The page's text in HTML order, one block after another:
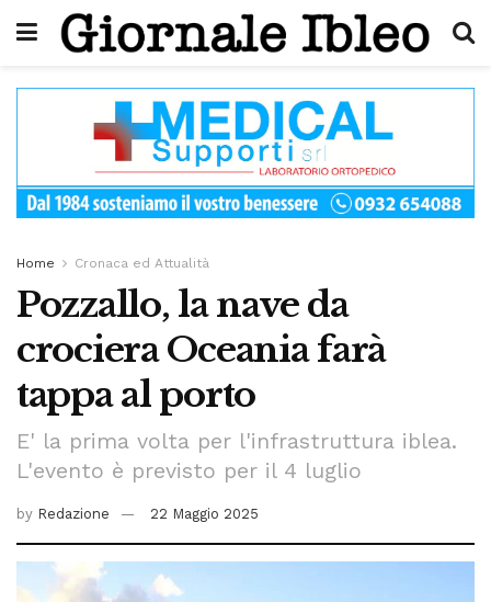
Home Cronaca ed Attualità
Pozzallo, la nave da
crociera Oceania farà
tappa al porto
E' la prima volta per l'infrastruttura iblea.
L'evento è previsto per il 4 luglio
by Redazione 22 Maggio 2025